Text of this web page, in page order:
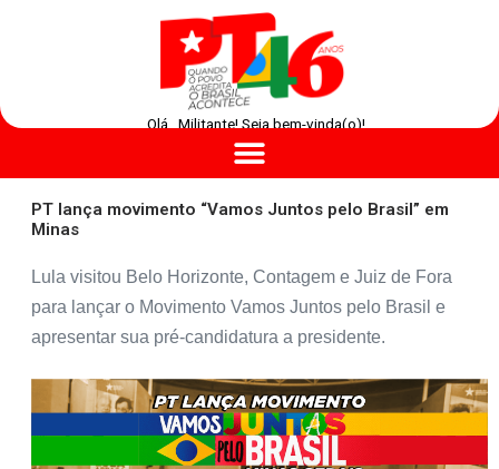
Olá , Militante! Seja bem-vinda(o)!
PT lança movimento “Vamos Juntos pelo Brasil” em
Minas
Lula visitou Belo Horizonte, Contagem e Juiz de Fora
para lançar o Movimento Vamos Juntos pelo Brasil e
apresentar sua pré-candidatura a presidente.